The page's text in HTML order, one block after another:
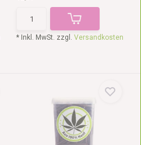
* Inkl. MwSt. zzgl. Versandkosten